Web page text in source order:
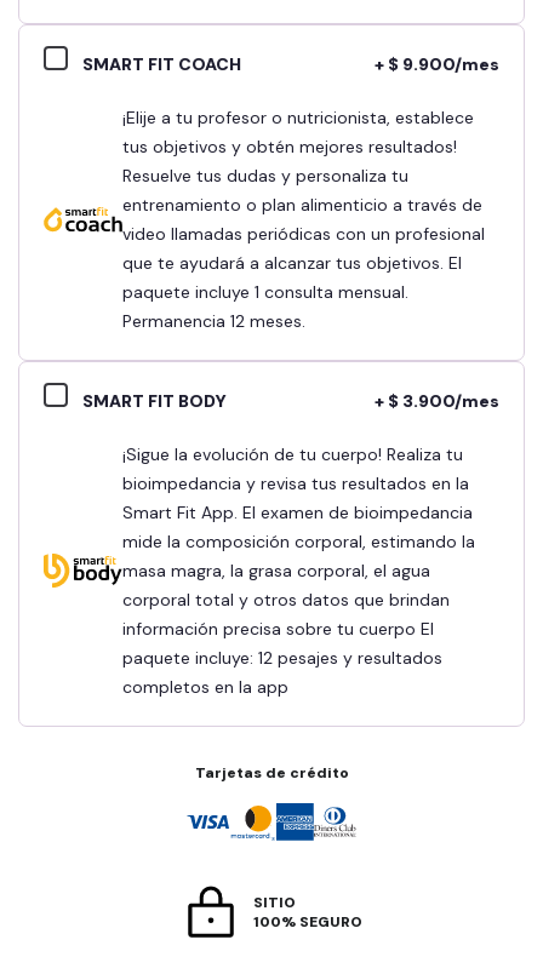
SMART FIT COACH + $ 9.900/mes
¡Elije a tu profesor o nutricionista, establece
tus objetivos y obtén mejores resultados!
Resuelve tus dudas y personaliza tu
entrenamiento o plan alimenticio a través de
video llamadas periódicas con un profesional
que te ayudará a alcanzar tus objetivos. El
paquete incluye 1 consulta mensual.
Permanencia 12 meses.
SMART FIT BODY + $ 3.900/mes
¡Sigue la evolución de tu cuerpo! Realiza tu
bioimpedancia y revisa tus resultados en la
Smart Fit App. El examen de bioimpedancia
mide la composición corporal, estimando la
masa magra, la grasa corporal, el agua
corporal total y otros datos que brindan
información precisa sobre tu cuerpo El
paquete incluye: 12 pesajes y resultados
completos en la app
Tarjetas de crédito
SITIO
100% SEGURO